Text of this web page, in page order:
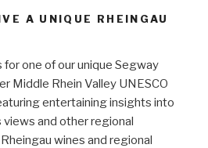
A UNIQUE RHEINGAU
for one of our unique Segway
Middle Rhein Valley UNESCO
entertaining insights into
and other regional
wines and regional